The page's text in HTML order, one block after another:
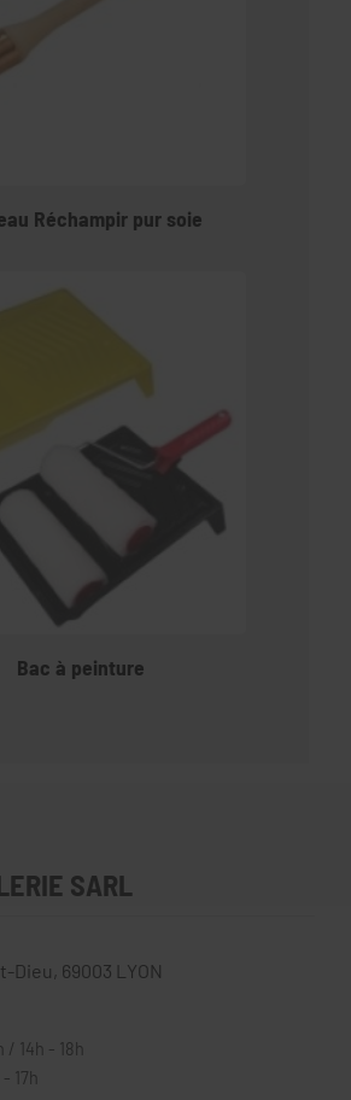
Réchampir pur soie
Bac à peinture
SARL
Dieu, 69003
LYON
08h - 12h / 14h - 18h
17h